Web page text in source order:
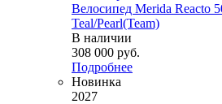
Велосипед Merida Reacto
Teal/Pearl(Team)
В наличии
308 000 руб.
Подробнее
Новинка
2027